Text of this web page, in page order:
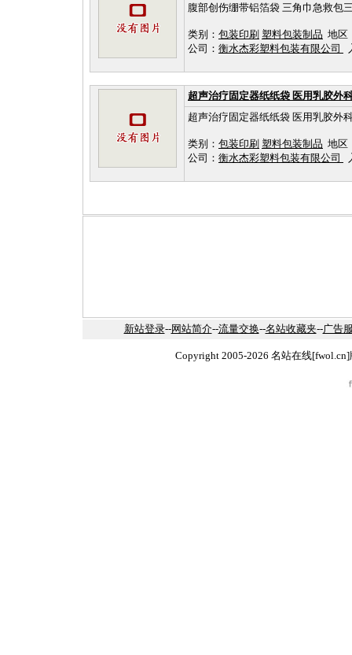
腹部创伤绷带铝箔袋 三角巾急救包
类别： 包装印刷 塑料包装制品 地区
公司： 衡水杰彩塑料包装有限公司
超声治疗固定器纸纸袋 医用乳胶外
超声治疗固定器纸纸袋 医用乳胶外
类别： 包装印刷 塑料包装制品 地区
公司： 衡水杰彩塑料包装有限公司
新站登录--网站简介--流量交换--名站收藏夹--广告
Copyright 2005-2026 名站在线